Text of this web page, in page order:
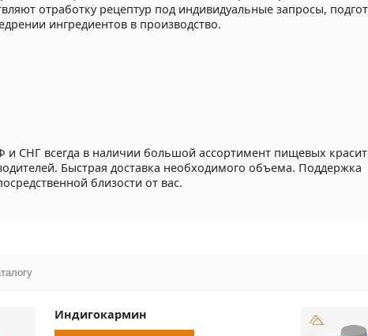
отработку рецептур под индивидуальные запросы,
ингредиентов в производство.
и СНГ всегда в наличии большой ассортимент пищевых
Быстрая доставка необходимого объема. Поддержка
близости от вас.
Индигокармин